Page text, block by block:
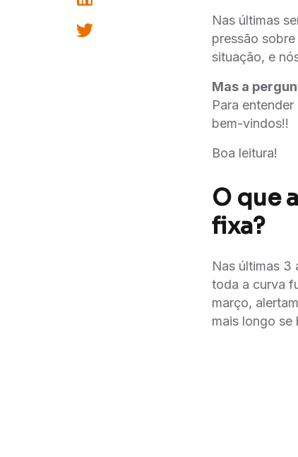
Nas últimas
pressão
situação, e
Mas a
Para
bem-vindos!!
Boa leitura!
O que
fixa?
Nas últimas 3
toda a curva
março,
mais longo se